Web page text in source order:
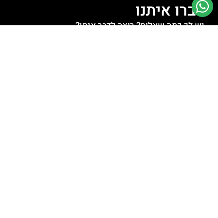
דברו איתנו
יש לך כמה שאלות? רוצה לדבר איתי?